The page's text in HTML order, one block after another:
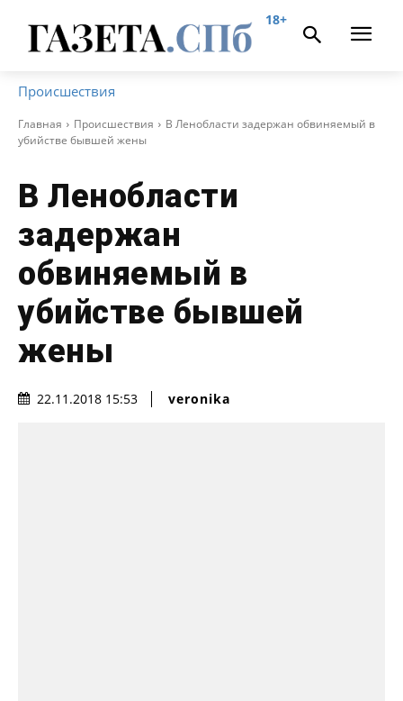
18+
Происшествия
Главная Происшествия
В Ленобласти задержан обвиняемый в
убийстве бывшей жены
В Ленобласти
задержан
обвиняемый в
убийстве бывшей
жены
22.11.2018 15:53 veronika